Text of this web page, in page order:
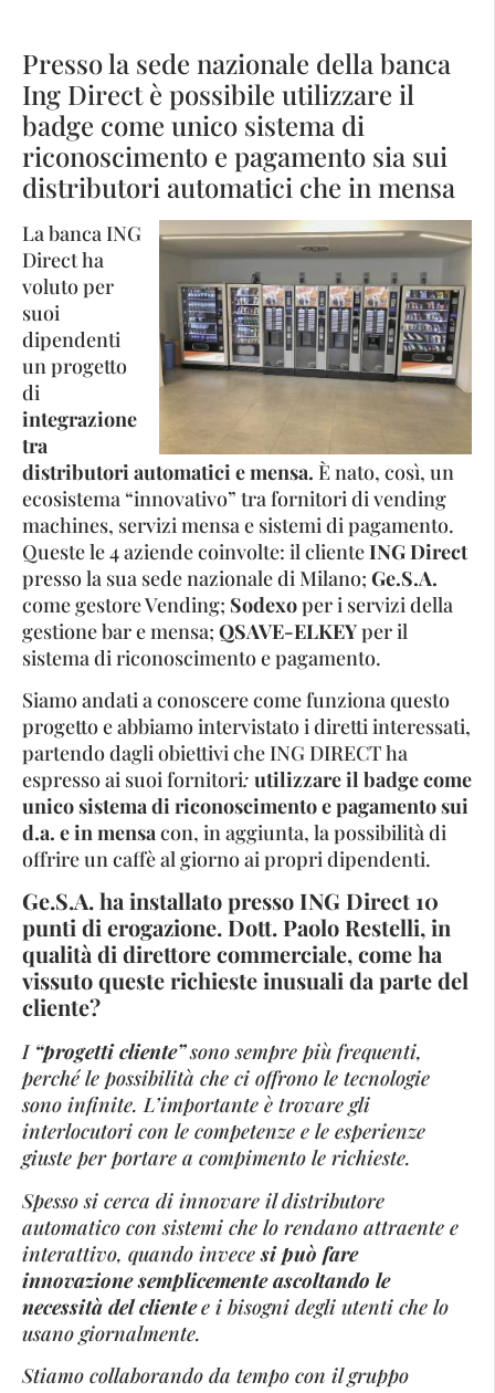
Presso la sede nazionale della banca
Ing Direct è possibile utilizzare il
badge come unico sistema di
riconoscimento e pagamento sia sui
distributori automatici che in mensa
La banca ING
Direct ha
voluto per
suoi
dipendenti
un progetto
di
integrazione
tra
distributori automatici e mensa. È nato, così, un
ecosistema “innovativo” tra fornitori di vending
machines, servizi mensa e sistemi di pagamento.
Queste le 4 aziende coinvolte: il clienteING Direct
presso la sua sede nazionale di Milano; Ge.S.A.
come gestore Vending; Sodexoper i servizi della
gestione bar e mensa; QSAVE-ELKEYper il
sistema di riconoscimento e pagamento.
Siamo andati a conoscere come funziona questo
progetto e abbiamo intervistato i diretti interessati,
partendo dagli obiettivi che ING DIRECT ha
espresso ai suoi fornitori: utilizzare il badge come
unico sistema di riconoscimento e pagamento sui
d.a. e in mensacon, in aggiunta, la possibilità di
offrire un caffè al giorno ai propri dipendenti.
Ge.S.A. ha installato presso ING Direct 10
punti di erogazione. Dott. Paolo Restelli, in
qualità di direttore commerciale, come ha
vissuto queste richieste inusuali da parte del
cliente?
I “progetti cliente”sono sempre più frequenti,
perché le possibilità che ci offrono le tecnologie
sono infinite. L’importante è trovare gli
interlocutori con le competenze e le esperienze
giuste per portare a compimento le richieste.
Spesso si cerca di innovare il distributore
automatico con sistemi che lo rendano attraente e
interattivo, quando invecesi può fare
innovazione semplicemente ascoltando le
necessità del clientee i bisogni degli utenti che lo
usano giornalmente.
Stiamo collaborando da tempo con il gruppo